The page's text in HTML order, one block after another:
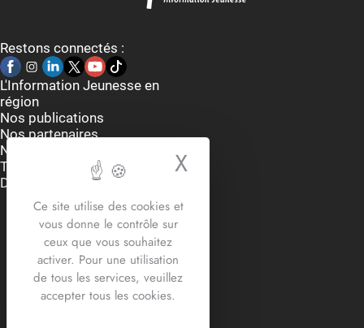
Ce site utilise des cookies et
vous donne le contrôle sur
ceux que vous souhaitez
activer. Pour une utilisation
de tous les services, veuillez
accepter tous les cookies.
X
Restons connectés :
L'Information Jeunesse en
région
Nos publications
Nos partenaires
Nous contacter
Thématiques
Dispositifs et aides
Accueil du lundi au vendredi
9h-12h30 / 13h30 -17h30
2 rue Edouard Delesalle
59800 Lille
03.20.12.87.30
contact@crij-hdf.fr